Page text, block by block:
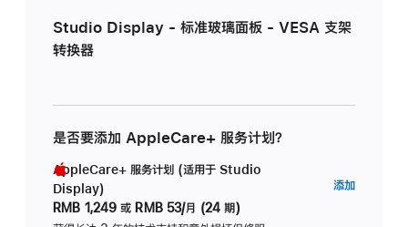
Studio Display - 标准玻璃面板 - VESA 支架
转换器
是否要添加 AppleCare+ 服务计划？
AppleCare+ 服务计划 (适用于 Studio
Display)
RMB 1,249 或 RMB 53/月 (24 期)
添加